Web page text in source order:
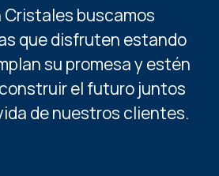
Cristales buscamos
que disfruten estando
su promesa y estén
el futuro juntos
de nuestros clientes.